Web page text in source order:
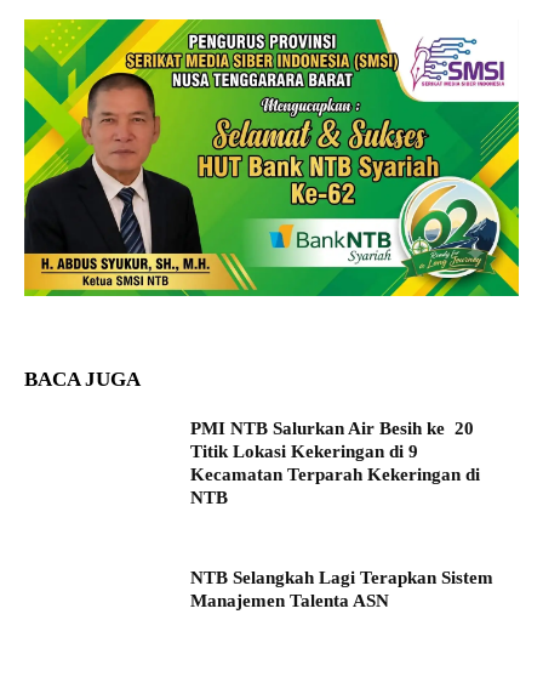
BACA JUGA
PMI NTB Salurkan Air Besih ke 20
Titik Lokasi Kekeringan di 9
Kecamatan Terparah Kekeringan di
NTB
NTB Selangkah Lagi Terapkan Sistem
Manajemen Talenta ASN